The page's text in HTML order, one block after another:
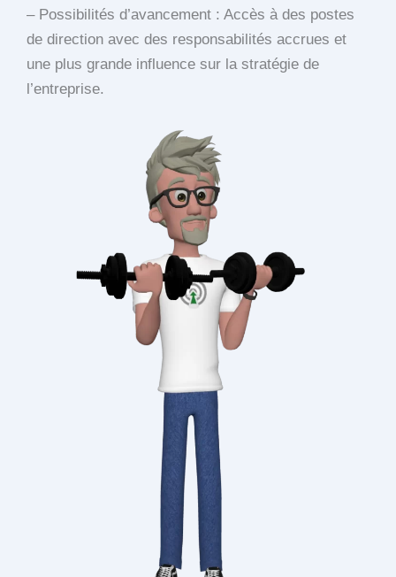
– Possibilités d’avancement : Accès à des postes
de direction avec des responsabilités accrues et
une plus grande influence sur la stratégie de
l’entreprise.